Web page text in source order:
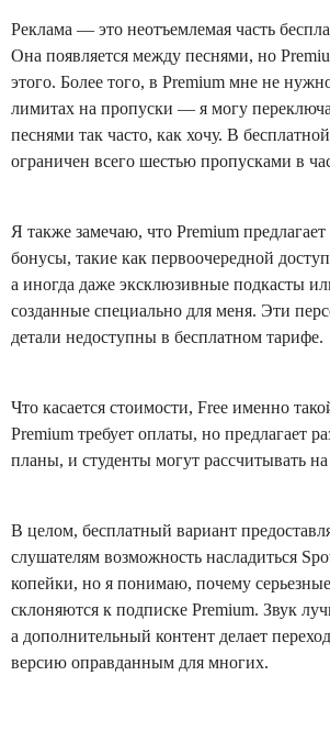
Реклама — это неотъемлемая часть
Она появляется между песнями, но
этого. Более того, в Premium мне не
лимитах на пропуски — я могу
песнями так часто, как хочу. В
ограничен всего шестью пропусками в
Я также замечаю, что Premium
бонусы, такие как первоочередной
а иногда даже эксклюзивные подкасты
созданные специально для меня. Эти
детали недоступны в бесплатном тарифе.
Что касается стоимости, Free именно
Premium требует оплаты, но предлагает
планы, и студенты могут рассчитывать
В целом, бесплатный вариант
слушателям возможность насладиться
копейки, но я понимаю, почему
склоняются к подписке Premium. Звук
а дополнительный контент делает
версию оправданным для многих.